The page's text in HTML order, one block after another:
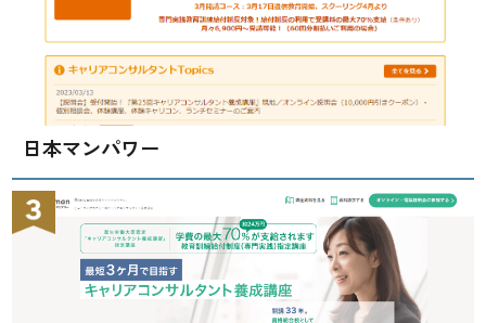
日本マンパワー